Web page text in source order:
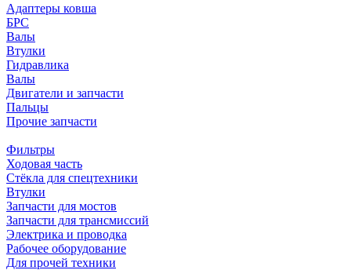
Адаптеры ковша
БРС
Валы
Втулки
Гидравлика
Валы
Двигатели и запчасти
Пальцы
Прочие запчасти
Фильтры
Ходовая часть
Стёкла для спецтехники
Втулки
Запчасти для мостов
Запчасти для трансмиссий
Электрика и проводка
Рабочее оборудование
Для прочей техники